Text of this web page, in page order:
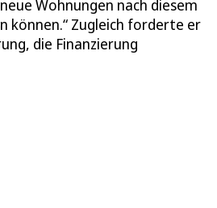
Wohnungen nach diesem
können.“ Zugleich forderte er
die Finanzierung